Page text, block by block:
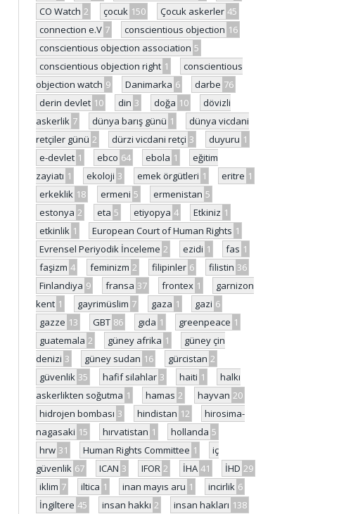
CO Watch 2 çocuk 150 Çocuk askerler 45
connection e.V 7 conscientious objection 16
conscientious objection association 5
conscientious objection right 1
conscientious
objection watch 9 Danimarka 6 darbe 76
derin devlet 10 din 3 doğa 10
dövizli
askerlik 7 dünya barış günü 1
dünya vicdani
retçiler günü 2 dürzi vicdani retçi 3 duyuru 1
e-devlet 1 ebco 64 ebola 1
eğitim
zayiatı 1 ekoloji 3 emek örgütleri 1 eritre 1
erkeklik 18 ermeni 5 ermenistan 5
estonya 2 eta 5 etiyopya 4 Etkiniz 1
etkinlik 1 European Court of Human Rights 1
Evrensel Periyodik İnceleme 2 ezidi 1 fas 1
faşizm 4 feminizm 2 filipinler 6 filistin 36
Finlandiya 9 fransa 37 frontex 1
garnizon
kent 1 gayrimüslim 7 gaza 1 gazi 6
gazze 13 GBT 86 gıda 1 greenpeace 1
guatemala 2 güney afrika 1
güney çin
denizi 3 güney sudan 16 gürcistan 2
güvenlik 35 hafif silahlar 3 haiti 1
halkı
askerlikten soğutma 1 hamas 2 hayvan 20
hidrojen bombası 3 hindistan 12
hirosima-
nagasaki 15 hırvatistan 1 hollanda 5
hrw 31 Human Rights Committee 1
iç
güvenlik 67 ICAN 3 IFOR 2 İHA 41 İHD 29
iklim 7 iltica 1 inan mayıs aru 1 incirlik 6
İngiltere 45 insan hakkı 2 insan hakları 138